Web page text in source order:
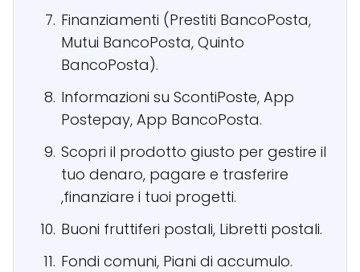
Finanziamenti (Prestiti BancoPosta,
Mutui BancoPosta, Quinto
BancoPosta).
Informazioni su ScontiPoste, App
Postepay, App BancoPosta.
Scopri il prodotto giusto per gestire il
tuo denaro, pagare e trasferire
,finanziare i tuoi progetti.
Buoni fruttiferi postali, Libretti postali.
Fondi comuni, Piani di accumulo.